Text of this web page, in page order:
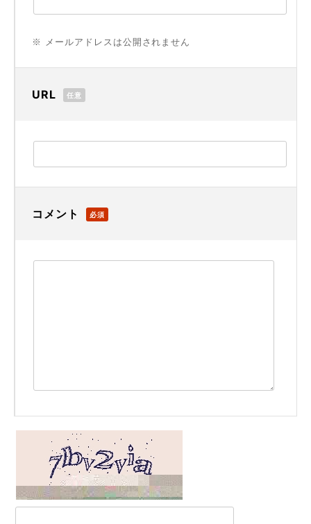
※ メールアドレスは公開されません
URL 任意
コメント 必須